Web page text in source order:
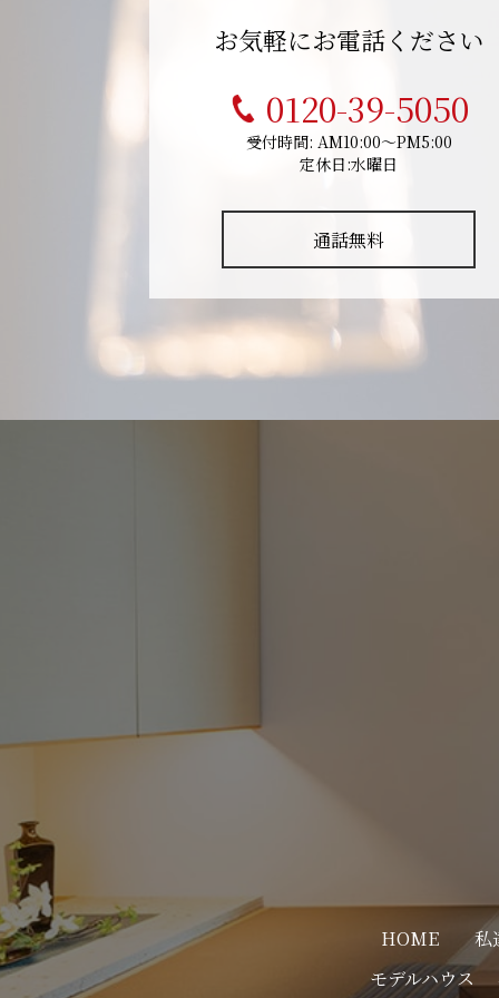
お気軽にお電話ください
0120-39-5050
受付時間: AM10:00～PM5:00
定休日:水曜日
通話無料
HOME
私
モデルハウス